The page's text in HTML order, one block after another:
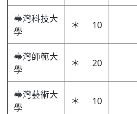
臺灣科技大
學
＊ 10
臺灣師範大
學
＊ 20
臺灣藝術大
學
＊ 10